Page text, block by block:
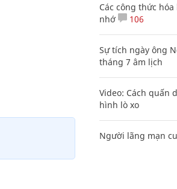
Các công thức
nhớ
106
Sự tích ngày ông
tháng 7 âm lịch
Video: Cách quấn
hình lò xo
Người lãng mạn